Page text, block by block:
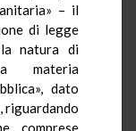
– il
di legge
natura di
materia
dato
riguardando
comprese